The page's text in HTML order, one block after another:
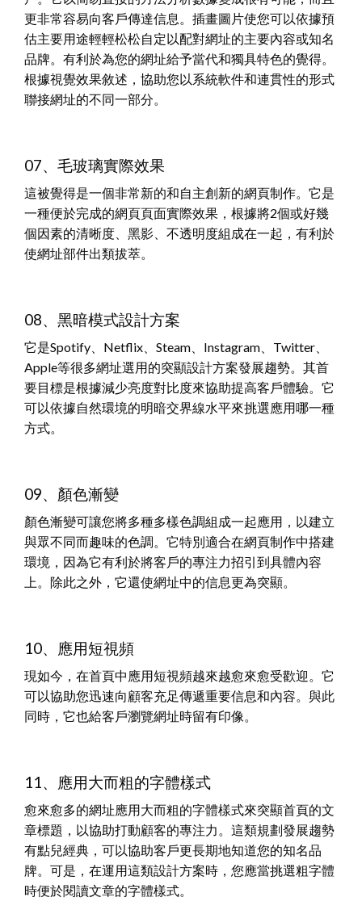
更非常容易向客戶傳達信息。插畫圖片使您可以依據預
估主要用途輕輕松松自定以配對網址的主要內容或知名
品牌。有利於為您的網址給予當代和獨具特色的覺得。
根據視覺效果敘述，協助您以系統軟件和連貫性的形式
聯接網址的不同一部分。
07、毛玻璃實際效果
這被覺得是一個非常新的和自主創新的網頁制作。它是
一種便於完成的網頁頁面實際效果，根據將2個或好幾
個因素的清晰度、黑影、不透明度組成在一起，有利於
使網址部件出類拔萃。
08、黑暗模式設計方案
它是Spotify、Netflix、Steam、Instagram、Twitter、
Apple等很多網址選用的突顯設計方案發展趨勢。其首
要目標是根據減少亮度對比度來協助提高客戶體驗。它
可以依據自然環境的明暗交界線水平來挑選應用哪一種
方式。
09、顏色漸變
顏色漸變可讓您將多種多樣色調組成一起應用，以建立
與眾不同而趣味的色調。它特別適合在網頁制作中搭建
環境，因為它有利於將客戶的專注力招引到具體內容
上。除此之外，它還使網址中的信息更為突顯。
10、應用短視頻
現如今，在首頁中應用短視頻越來越愈來愈受歡迎。它
可以協助您迅速向顧客充足傳遞重要信息和內容。與此
同時，它也給客戶瀏覽網址時留有印像。
11、應用大而粗的字體樣式
愈來愈多的網址應用大而粗的字體樣式來突顯首頁的文
章標題，以協助打動顧客的專注力。這類規劃發展趨勢
有點兒經典，可以協助客戶更長期地知道您的知名品
牌。可是，在運用這類設計方案時，您應當挑選粗字體
時便於閱讀文章的字體樣式。